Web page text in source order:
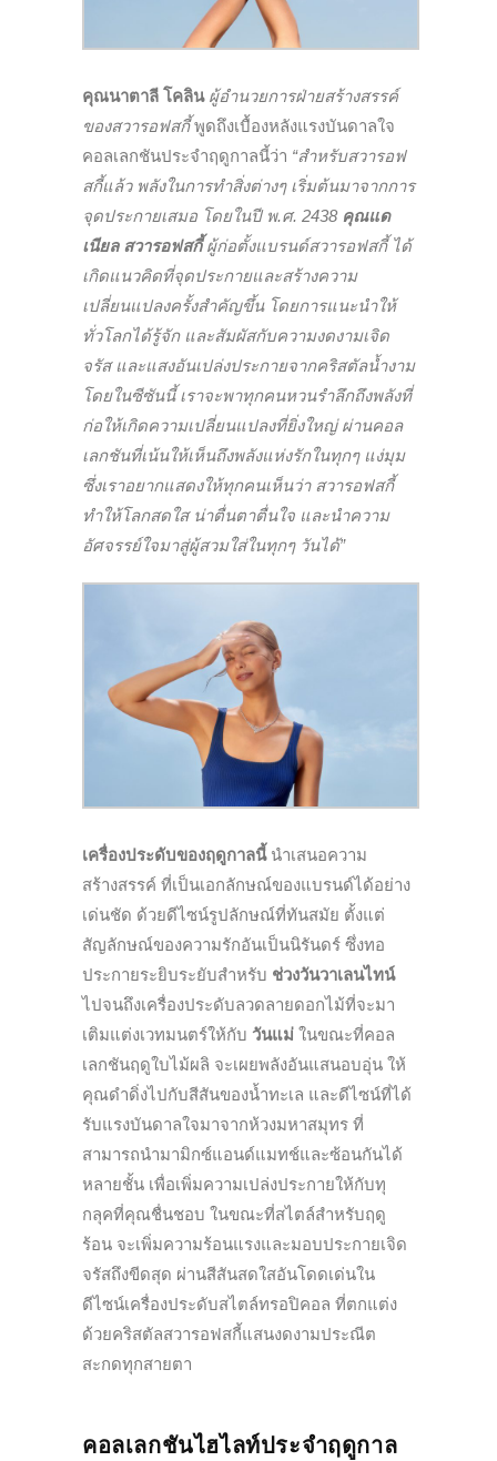
คุณนาตาลี โคลิน ผู้อำนวยการฝ่ายสร้างสรรค์
ของสวารอฟสกี้พูดถึงเบื้องหลังแรงบันดาลใจ
คอลเลกชันประจำฤดูกาลนี้ว่า “สำหรับสวารอฟ
สกี้แล้ว พลังในการทำสิ่งต่างๆ เริ่มต้นมาจากการ
จุดประกายเสมอ โดยในปี พ.ศ. 2438 คุณแด
เนียล สวารอฟสกี้ผู้ก่อตั้งแบรนด์สวารอฟสกี้ ได้
เกิดแนวคิดที่จุดประกายและสร้างความ
เปลี่ยนแปลงครั้งสำคัญขึ้น โดยการแนะนำให้
ทั่วโลกได้รู้จัก และสัมผัสกับความงดงามเจิด
จรัส และแสงอันเปล่งประกายจากคริสตัลน้ำงาม
โดยในซีซันนี้ เราจะพาทุกคนหวนรำลึกถึงพลังที่
ก่อให้เกิดความเปลี่ยนแปลงที่ยิ่งใหญ่ ผ่านคอล
เลกชันที่เน้นให้เห็นถึงพลังแห่งรักในทุกๆ แง่มุม
ซึ่งเราอยากแสดงให้ทุกคนเห็นว่า สวารอฟสกี้
ทำให้โลกสดใส น่าตื่นตาตื่นใจ และนำความ
อัศจรรย์ใจมาสู่ผู้สวมใส่ในทุกๆ วันได้”
เครื่องประดับของฤดูกาลนี้นำเสนอความ
สร้างสรรค์ ที่เป็นเอกลักษณ์ของแบรนด์ได้อย่าง
เด่นชัด ด้วยดีไซน์รูปลักษณ์ที่ทันสมัย ตั้งแต่
สัญลักษณ์ของความรักอันเป็นนิรันดร์ ซึ่งทอ
ประกายระยิบระยับสำหรับ ช่วงวันวาเลนไทน์
ไปจนถึงเครื่องประดับลวดลายดอกไม้ที่จะมา
เติมแต่งเวทมนตร์ให้กับ วันแม่ ในขณะที่คอล
เลกชันฤดูใบไม้ผลิ จะเผยพลังอันแสนอบอุ่น ให้
คุณดำดิ่งไปกับสีสันของน้ำทะเล และดีไซน์ที่ได้
รับแรงบันดาลใจมาจากห้วงมหาสมุทร ที่
สามารถนำมามิกซ์แอนด์แมทช์และซ้อนกันได้
หลายชั้น เพื่อเพิ่มความเปล่งประกายให้กับทุ
กลุคที่คุณชื่นชอบ ในขณะที่สไตล์สำหรับฤดู
ร้อน จะเพิ่มความร้อนแรงและมอบประกายเจิด
จรัสถึงขีดสุด ผ่านสีสันสดใสอันโดดเด่นใน
ดีไซน์เครื่องประดับสไตล์ทรอปิคอล ที่ตกแต่ง
ด้วยคริสตัลสวารอฟสกี้แสนงดงามประณีต
สะกดทุกสายตา
คอลเลกชันไฮไลท์ประจำฤดูกาล